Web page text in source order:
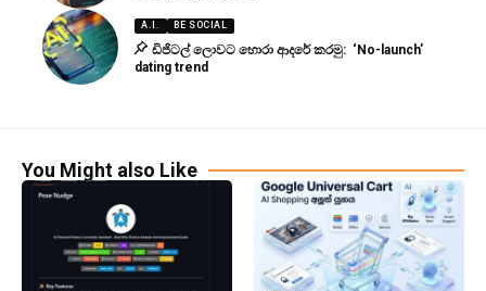
A.I. BE SOCIAL
ඩිජිටල් ලොවට හොරා ආදරේ කරමු: ‘No-launch’
dating trend
You Might also Like